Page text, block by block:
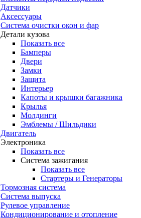
Датчики
Аксессуары
Система очистки окон и фар
Детали кузова
Показать все
Бамперы
Двери
Замки
Защита
Интерьер
Капоты и крышки багажника
Крылья
Молдинги
Эмблемы / Шильдики
Двигатель
Электроника
Показать все
Система зажигания
Показать все
Стартеры и Генераторы
Тормозная система
Система выпуска
Рулевое управление
Кондиционирование и отопление